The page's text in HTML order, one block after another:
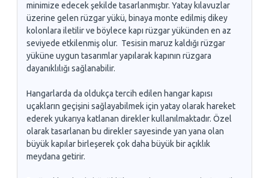
minimize edecek şekilde tasarlanmıştır. Yatay kılavuzlar
üzerine gelen rüzgar yükü, binaya monte edilmiş dikey
kolonlara iletilir ve böylece kapı rüzgar yükünden en az
seviyede etkilenmiş olur. Tesisin maruz kaldığı rüzgar
yüküne uygun tasarımlar yapılarak kapının rüzgara
dayanıklılığı sağlanabilir.
Hangarlarda da oldukça tercih edilen hangar kapısı
uçakların geçişini sağlayabilmek için yatay olarak hareket
ederek yukarıya katlanan direkler kullanılmaktadır. Özel
olarak tasarlanan bu direkler sayesinde yan yana olan
büyük kapılar birleşerek çok daha büyük bir açıklık
meydana getirir.